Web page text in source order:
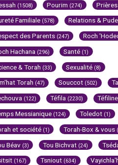
(1508) Pourim (274) Prières
Familiale (578) Relations &
des Parents (247) Roch
Hachana (296) Santé (1)
& Torah (33) Sexualité (8)
Torah (47) Souccot (502)
(122) Téfila (2230)
Messianique (124) Toledot (1)
et société (1) Torah-Box & vous
Béav (3) Tou Bichvat (24)
(167) Tsniout (634)